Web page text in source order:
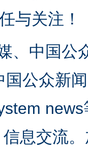
与关注！
、中国公
国公众新
息交流